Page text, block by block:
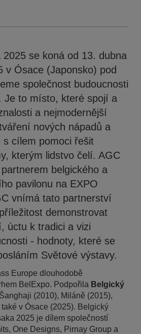
2025 se koná od 13. dubna
v Ósace (Japonsko) pod
společnost budoucnosti
Je to místo, které spojí a
a nejmodernější
nových nápadů a
cílem pomoci řešit
kterým lidstvo čelí. AGC
belgického a
pavilonu na EXPO
vnímá tato partnerství
demonstrovat
úctu k tradici a vizi
- hodnoty, které se
Světové výstavy.
Europe dlouhodobě
BelExpo. Podpořila Belgický
(2010), Miláně (2015),
v Ósace (2025). Belgický
2025 je dílem společností
One Designs, Pirnay Group a